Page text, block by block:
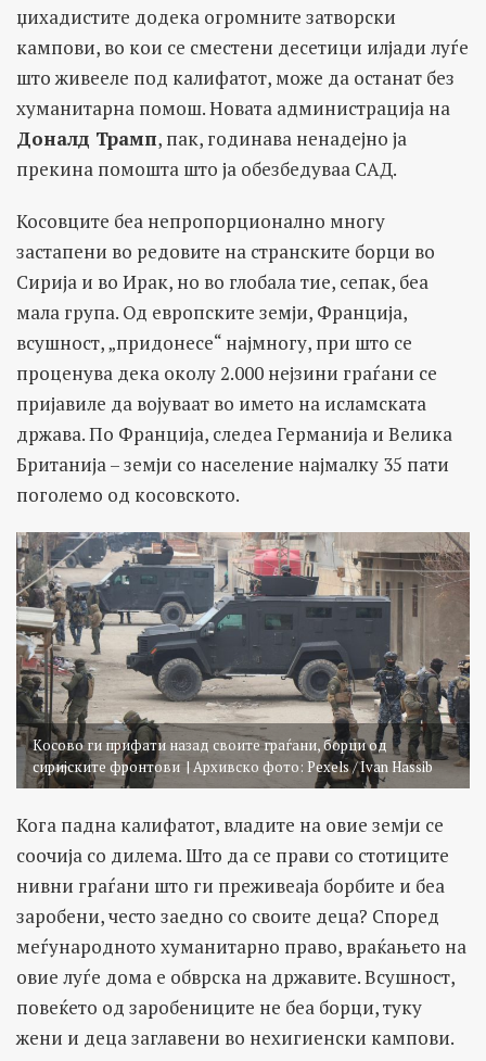
џихадистите додека огромните затворски
кампови, во кои се сместени десетици илјади луѓе
што живееле под калифатот, може да останат без
хуманитарна помош. Новата администрација на
Доналд Трамп, пак, годинава ненадејно ја
прекина помошта што ја обезбедуваа САД.
Косовците беа непропорционално многу
застапени во редовите на странските борци во
Сирија и во Ирак, но во глобала тие, сепак, беа
мала група. Од европските земји, Франција,
всушност, „придонесе“ најмногу, при што се
проценува дека околу 2.000 нејзини граѓани се
пријавиле да војуваат во името на исламската
држава. По Франција, следеа Германија и Велика
Британија – земји со население најмалку 35 пати
поголемо од косовското.
Косово ги прифати назад своите граѓани, борци од
сиријските фронтови | Архивско фото: Pexels / Ivan Hassib
Кога падна калифатот, владите на овие земји се
соочија со дилема. Што да се прави со стотиците
нивни граѓани што ги преживеаја борбите и беа
заробени, често заедно со своите деца? Според
меѓународното хуманитарно право, враќањето на
овие луѓе дома е обврска на државите. Всушност,
повеќето од заробениците не беа борци, туку
жени и деца заглавени во нехигиенски кампови.